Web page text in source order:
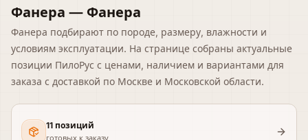
Фанера — Фанера
Фанера подбирают по породе, размеру, влажности и
условиям эксплуатации. На странице собраны актуальные
позиции ПилоРус с ценами, наличием и вариантами для
заказа с доставкой по Москве и Московской области.
11 позиций
готовых к заказу